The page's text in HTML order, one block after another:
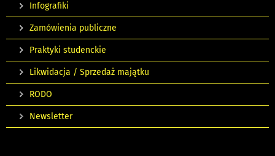
Infografiki
Zamówienia publiczne
Praktyki studenckie
Likwidacja / Sprzedaż majątku
RODO
Newsletter